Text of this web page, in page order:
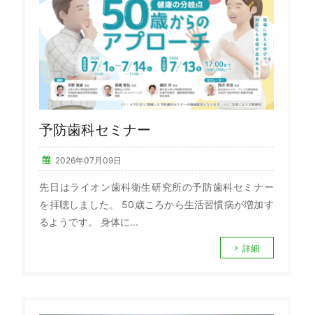
予防歯科セミナー
2026年07月09日
先日はライオン歯科衛生研究所の予防歯科セミナー
を拝聴しました。 50歳ころから生活習慣病が増加す
るようです。 身体に...
詳細